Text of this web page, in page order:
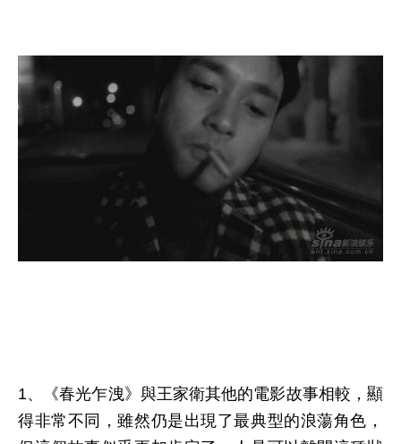
1、《春光乍洩》與王家衛其他的電影故事相較，顯
得非常不同，雖然仍是出現了最典型的浪蕩角色，